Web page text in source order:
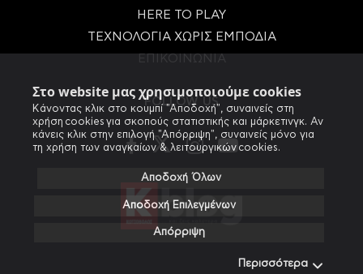
Στο website μας χρησιμοποιούμε cookies
Κάνοντας κλικ στο κουμπί "Αποδοχή", συναινείς στη
χρήση cookies για σκοπούς στατιστικής και μάρκετινγκ. Αν
κάνεις κλικ στην επιλογή "Απόρριψη", συναινείς μόνο για
τη χρήση των αναγκαίων & λειτουργικών cookies.
Αποδοχή Όλων
Αποδοχή Επιλεγμένων
Απόρριψη
Περισσότερα
HERE TO PLAY
ΤΕΧΝΟΛΟΓΙΑ ΧΩΡΙΣ ΕΜΠΟΔΙΑ
FOLLOW US